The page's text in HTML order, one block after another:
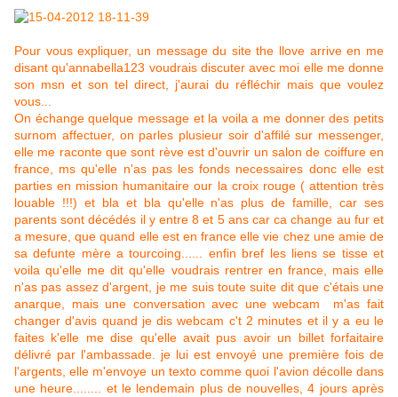
Pour vous expliquer, un message du site the llove arrive en me
disant qu'annabella123 voudrais discuter avec moi elle me donne
son msn et son tel direct, j'aurai du réfléchir mais que voulez
vous...
On échange quelque message et la voila a me donner des petits
surnom affectuer, on parles plusieur soir d'affilé sur messenger,
elle me raconte que sont rève est d'ouvrir un salon de coiffure en
france, ms qu'elle n'as pas les fonds necessaires donc elle est
parties en mission humanitaire our la croix rouge ( attention très
louable !!!) et bla et bla qu'elle n'as plus de famille, car ses
parents sont décédés il y entre 8 et 5 ans car ca change au fur et
a mesure, que quand elle est en france elle vie chez une amie de
sa defunte mère a tourcoing...... enfin bref les liens se tisse et
voila qu'elle me dit qu'elle voudrais rentrer en france, mais elle
n'as pas assez d'argent, je me suis toute suite dit que c'étais une
anarque, mais une conversation avec une webcam m'as fait
changer d'avis quand je dis webcam c't 2 minutes et il y a eu le
faites k'elle me dise qu'elle avait pus avoir un billet forfaitaire
délivré par l'ambassade. je lui est envoyé une première fois de
l'argents, elle m'envoye un texto comme quoi l'avion décolle dans
une heure........ et le lendemain plus de nouvelles, 4 jours après